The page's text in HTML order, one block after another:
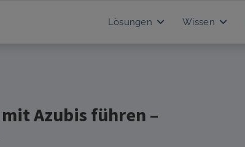
Lösungen Wissen
Azubis führen –